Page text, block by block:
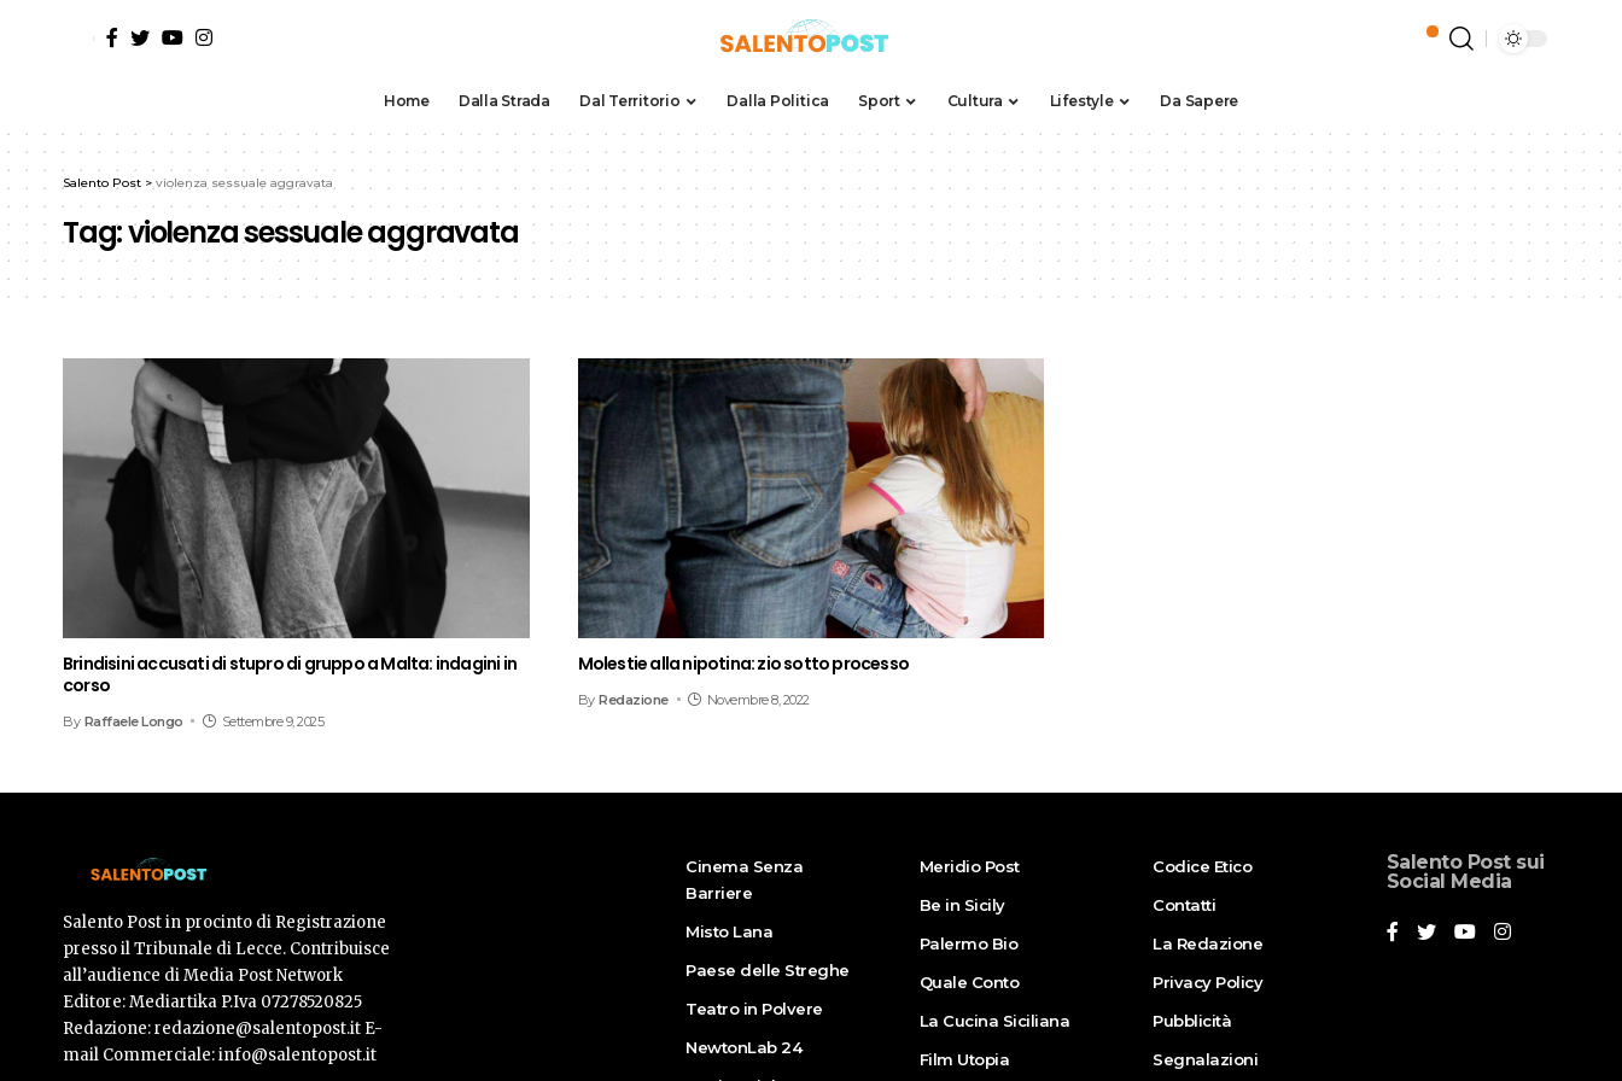
Home Dalla Strada Dal Territorio Dalla Politica Sport Cultura Lifestyle Da Sapere
Salento Post > violenza sessuale aggravata
Tag:violenza sessuale aggravata
Brindisini accusati di stupro di gruppo a Malta: indagini in
corso
By Raffaele Longo Settembre 9, 2025
Molestie alla nipotina: zio sotto processo
By Redazione Novembre 8, 2022
Salento Post in procinto di Registrazione
presso il Tribunale di Lecce. Contribuisce
all’audience di Media Post Network
Editore: Mediartika P.Iva 07278520825
Redazione: redazione@salentopost.it E-
mail Commerciale: info@salentopost.it
Cinema Senza
Barriere
Misto Lana
Paese delle Streghe
Teatro in Polvere
NewtonLab 24
Meridio Post
Be in Sicily
Palermo Bio
Quale Conto
La Cucina Siciliana
Film Utopia
Codice Etico
Contatti
La Redazione
Privacy Policy
Pubblicità
Segnalazioni
Salento Post sui
Social Media